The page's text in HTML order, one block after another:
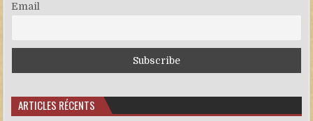
Email
ARTICLES RÉCENTS